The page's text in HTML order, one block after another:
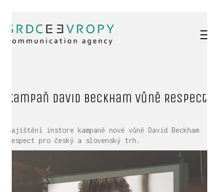
Kampaň David Beckham vůně Respect
Zajištění instore kampaně nové vůně David Beckham
Respect pro český a slovenský trh.